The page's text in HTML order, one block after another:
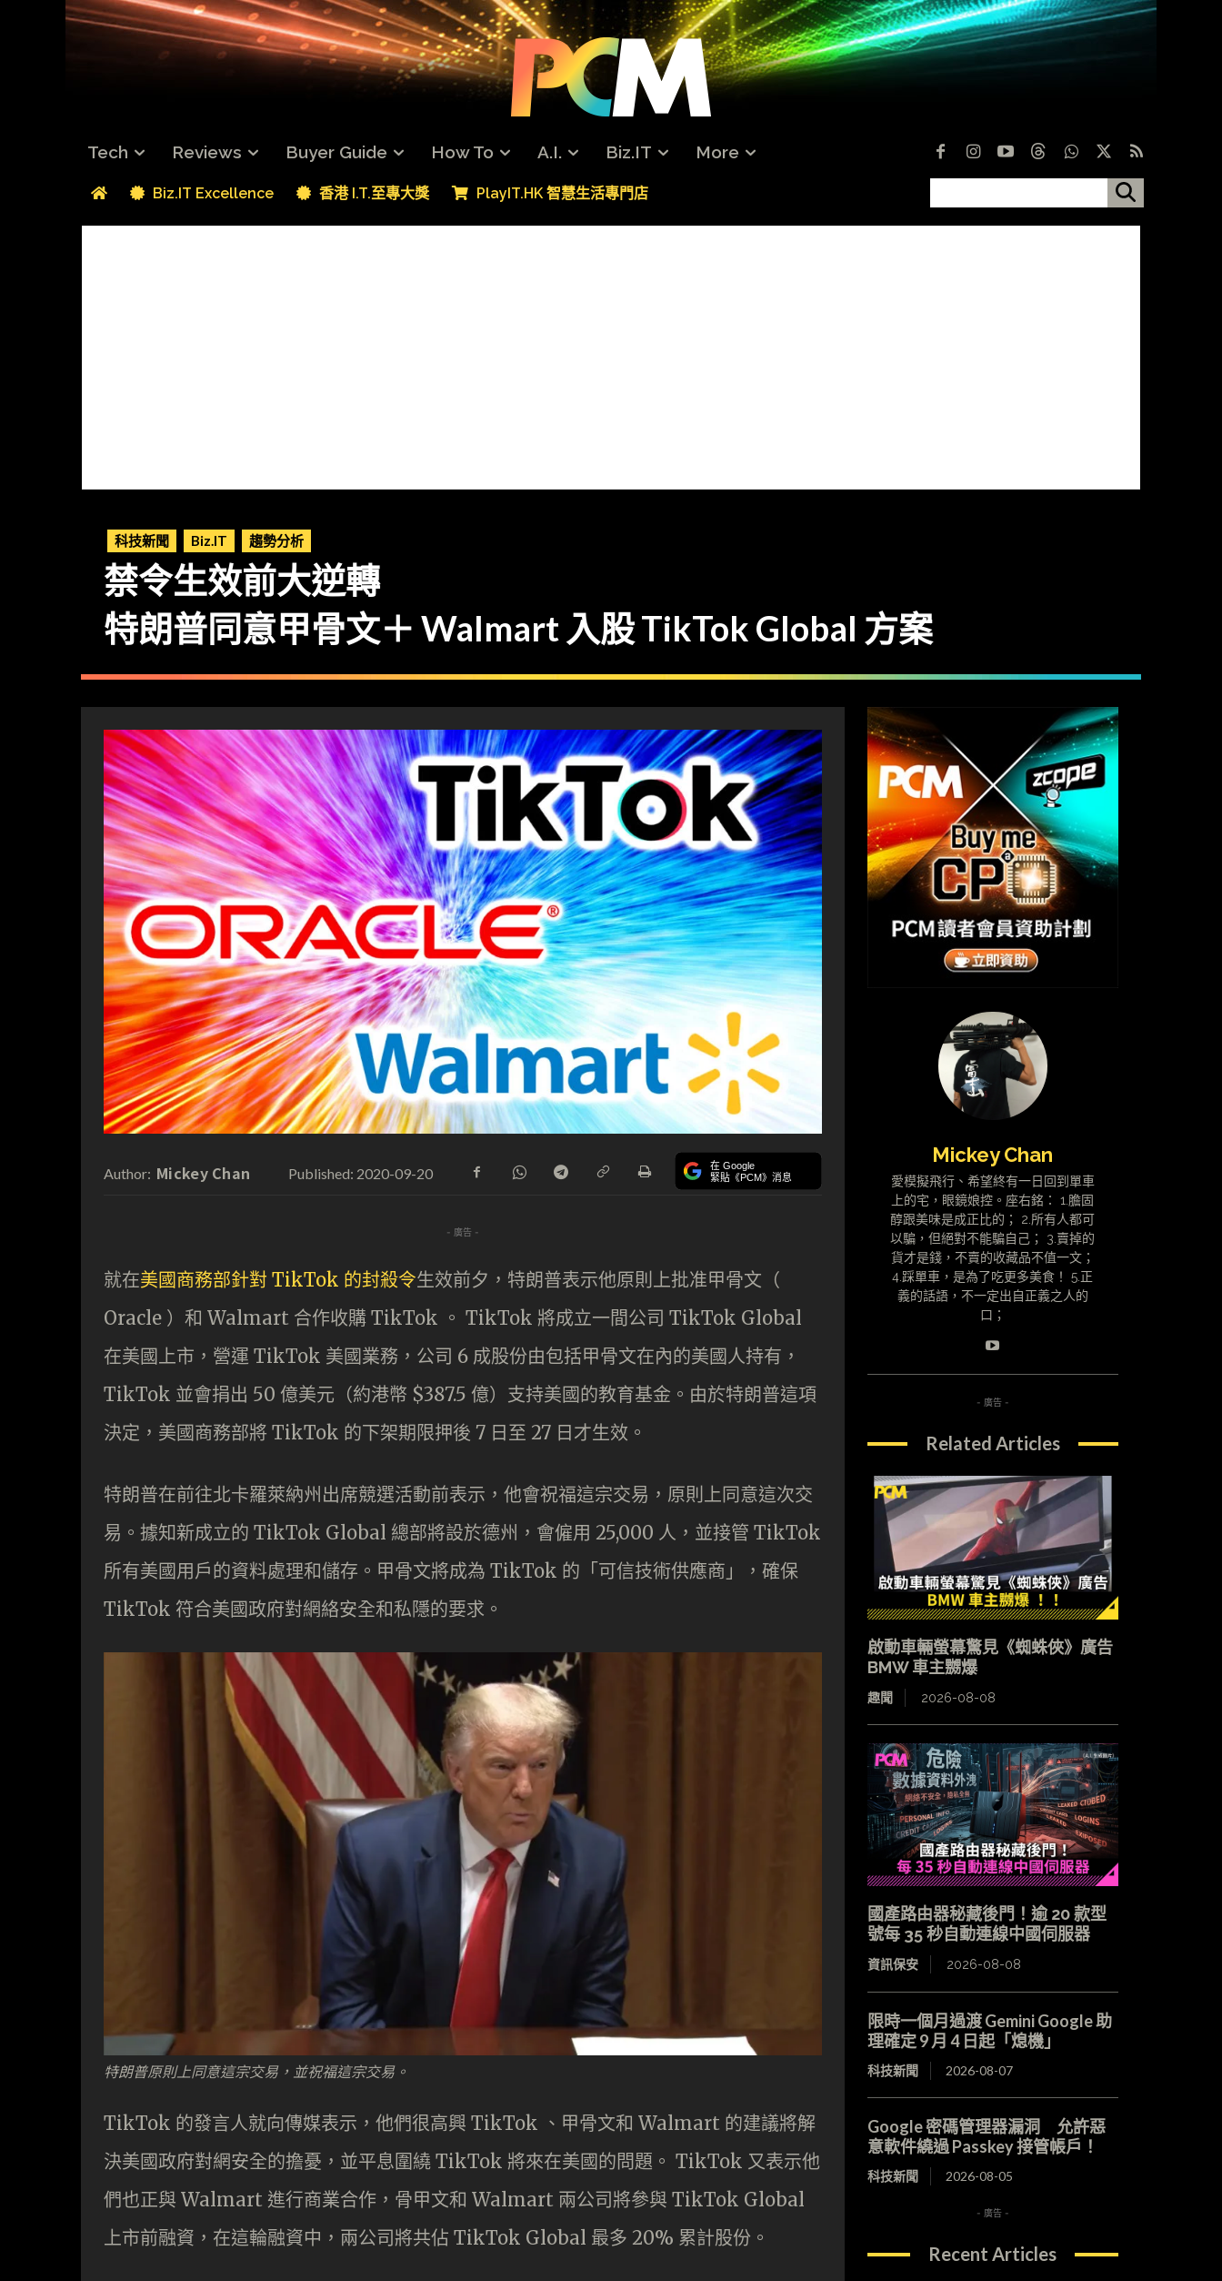
Tech Reviews Buyer Guide How To A.I. Biz.IT More
Biz.IT Excellence 香港 I.T.至專大獎 PlayIT.HK 智慧生活專門店
科技新聞 Biz.IT 趨勢分析
禁令生效前大逆轉
特朗普同意甲骨文＋ Walmart 入股 TikTok Global 方案
Author: Mickey Chan Published: 2020-09-20 在 Google
緊貼《PCM》消息
- 廣告 -
就在美國商務部針對 TikTok 的封殺令生效前夕，特朗普表示他原則上批准甲骨文（
Oracle ）和 Walmart 合作收購 TikTok 。 TikTok 將成立一間公司 TikTok Global
在美國上市，營運 TikTok 美國業務，公司 6 成股份由包括甲骨文在內的美國人持有，
TikTok 並會捐出 50 億美元（約港幣 $387.5 億）支持美國的教育基金。由於特朗普這項
決定，美國商務部將 TikTok 的下架期限押後 7 日至 27 日才生效。
特朗普在前往北卡羅萊納州出席競選活動前表示，他會祝福這宗交易，原則上同意這次交
易。據知新成立的 TikTok Global 總部將設於德州，會僱用 25,000 人，並接管 TikTok
所有美國用戶的資料處理和儲存。甲骨文將成為 TikTok 的「可信技術供應商」，確保
TikTok 符合美國政府對網絡安全和私隱的要求。
特朗普原則上同意這宗交易，並祝福這宗交易。
TikTok 的發言人就向傳媒表示，他們很高興 TikTok 、甲骨文和 Walmart 的建議將解
決美國政府對網安全的擔憂，並平息圍繞 TikTok 將來在美國的問題。 TikTok 又表示他
們也正與 Walmart 進行商業合作，骨甲文和 Walmart 兩公司將參與 TikTok Global
上市前融資，在這輪融資中，兩公司將共佔 TikTok Global 最多 20% 累計股份。
Mickey Chan
愛模擬飛行、希望終有一日回到單車
上的宅，眼鏡娘控。座右銘： 1.膽固
醇跟美味是成正比的； 2.所有人都可
以騙，但絕對不能騙自己； 3.賣掉的
貨才是錢，不賣的收藏品不值一文；
4.踩單車，是為了吃更多美食！ 5.正
義的話語，不一定出自正義之人的
口；
- 廣告 -
Related Articles
啟動車輛螢幕驚見《蜘蛛俠》廣告
BMW 車主嬲爆
趣聞 2026-08-08
國產路由器秘藏後門！逾 20 款型
號每 35 秒自動連線中國伺服器
資訊保安 2026-08-08
限時一個月過渡 Gemini Google 助
理確定 9 月 4 日起「熄機」
科技新聞 2026-08-07
Google 密碼管理器漏洞 允許惡
意軟件繞過 Passkey 接管帳戶！
科技新聞 2026-08-05
- 廣告 -
Recent Articles